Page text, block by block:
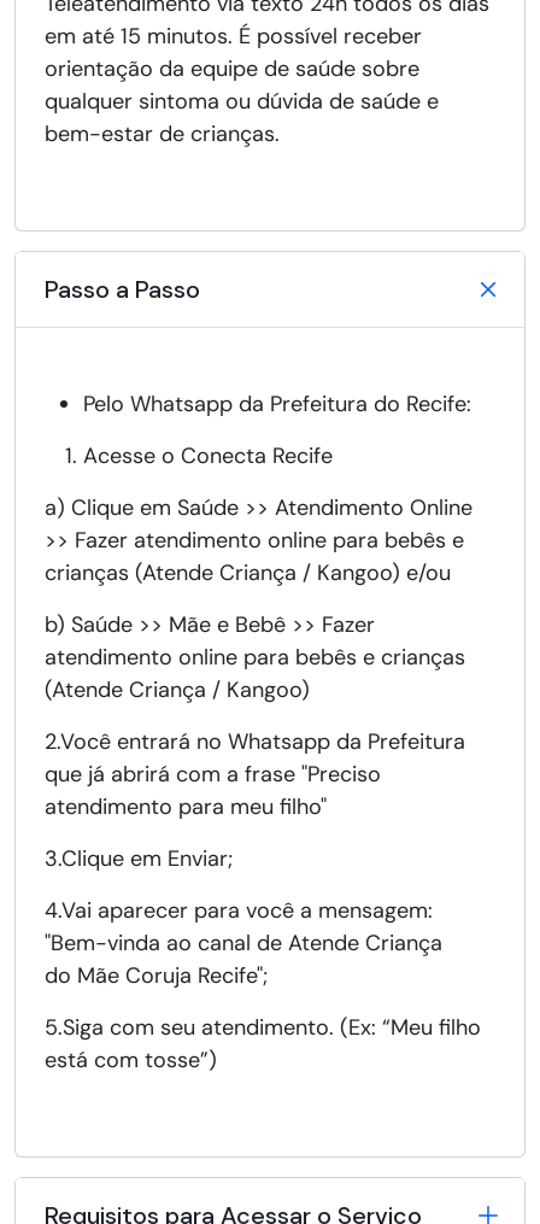
em até 15 minutos. É possível receber
orientação da equipe de saúde sobre
qualquer sintoma ou dúvida de saúde e
bem-estar de crianças.
Passo a Passo
Pelo Whatsapp da Prefeitura do Recife:
Acesse o Conecta Recife
a) Clique em Saúde >> Atendimento Online
>> Fazer atendimento online para bebês e
crianças (Atende Criança / Kangoo) e/ou
b) Saúde >> Mãe e Bebê >> Fazer
atendimento online para bebês e crianças
(Atende Criança / Kangoo)
2.Você entrará no Whatsapp da Prefeitura
que já abrirá com a frase "Preciso
atendimento para meu filho"
3.Clique em Enviar;
4.Vai aparecer para você a mensagem:
"Bem-vinda ao canal de Atende Criança
do Mãe Coruja Recife";
5.Siga com seu atendimento. (Ex: “Meu filho
está com tosse”)
Requisitos para Acessar o Serviço